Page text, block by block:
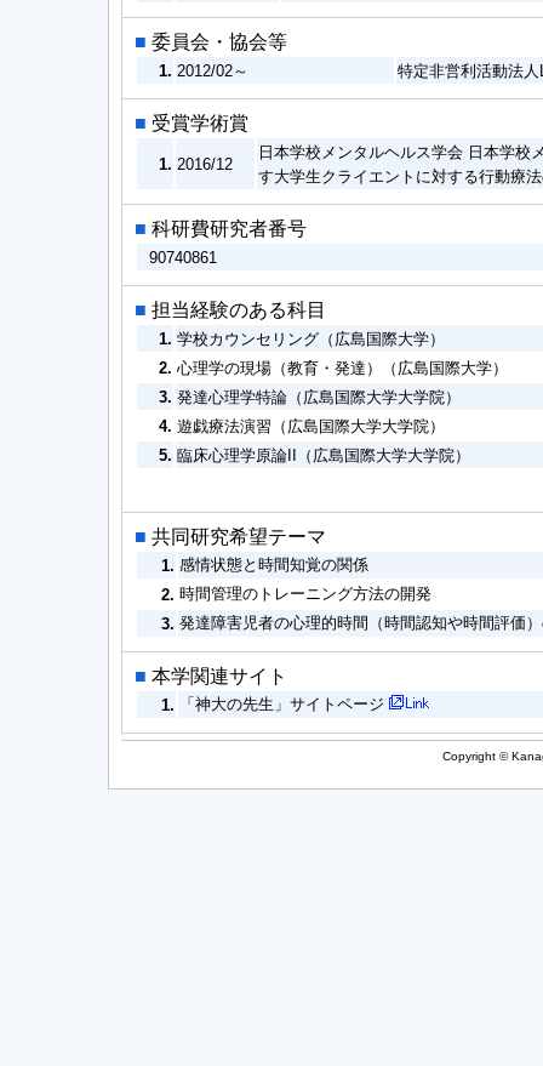
■ 委員会・協会等
1. 2012/02～ 特定非営利活動法
■ 受賞学術賞
1. 2016/12
日本学校メンタルヘルス学会 日本学
す大学生クライエントに対する行動療
■ 科研費研究者番号
90740861
■ 担当経験のある科目
1. 学校カウンセリング（広島国際大学）
2. 心理学の現場（教育・発達）（広島国際大学）
3. 発達心理学特論（広島国際大学大学院）
4. 遊戯療法演習（広島国際大学大学院）
5. 臨床心理学原論II（広島国際大学大学院）
■ 共同研究希望テーマ
1. 感情状態と時間知覚の関係
2. 時間管理のトレーニング方法の開発
3. 発達障害児者の心理的時間（時間認知や時間評価
■ 本学関連サイト
1. 「神大の先生」サイトページ
Copyright ©